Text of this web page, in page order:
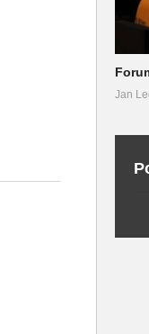
Jan